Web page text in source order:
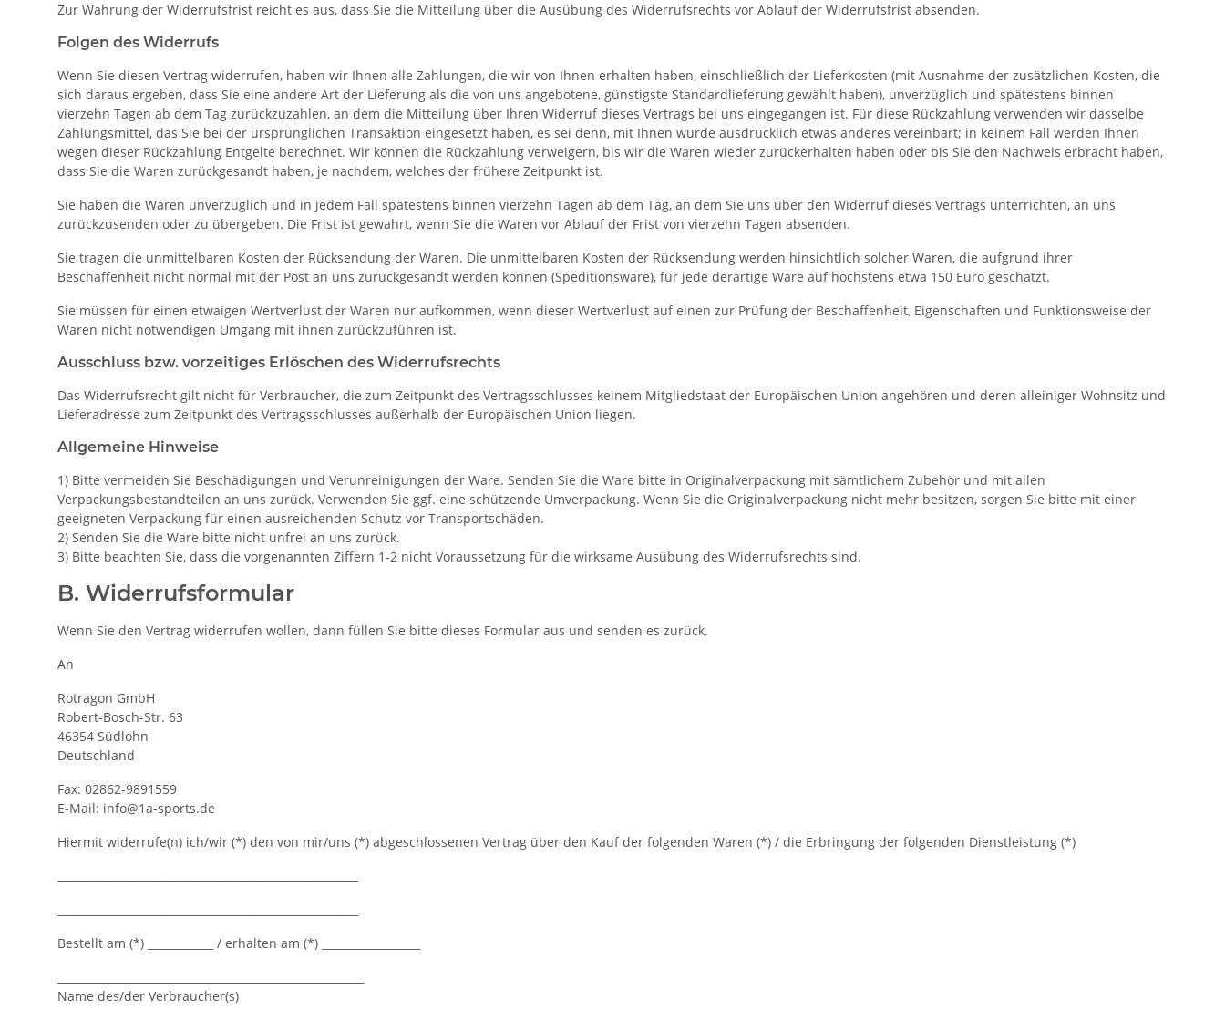
Zur Wahrung der Widerrufsfrist reicht es aus, dass Sie die Mitteilung über die Ausübung des Widerrufsrechts vor Ablauf der Widerrufsfrist absenden.
Folgen des Widerrufs
Wenn Sie diesen Vertrag widerrufen, haben wir Ihnen alle Zahlungen, die wir von Ihnen erhalten haben, einschließlich der Lieferkosten (mit Ausnahme der zusätzlichen Kosten, die
sich daraus ergeben, dass Sie eine andere Art der Lieferung als die von uns angebotene, günstigste Standardlieferung gewählt haben), unverzüglich und spätestens binnen
vierzehn Tagen ab dem Tag zurückzuzahlen, an dem die Mitteilung über Ihren Widerruf dieses Vertrags bei uns eingegangen ist. Für diese Rückzahlung verwenden wir dasselbe
Zahlungsmittel, das Sie bei der ursprünglichen Transaktion eingesetzt haben, es sei denn, mit Ihnen wurde ausdrücklich etwas anderes vereinbart; in keinem Fall werden Ihnen
wegen dieser Rückzahlung Entgelte berechnet. Wir können die Rückzahlung verweigern, bis wir die Waren wieder zurückerhalten haben oder bis Sie den Nachweis erbracht haben,
dass Sie die Waren zurückgesandt haben, je nachdem, welches der frühere Zeitpunkt ist.
Sie haben die Waren unverzüglich und in jedem Fall spätestens binnen vierzehn Tagen ab dem Tag, an dem Sie uns über den Widerruf dieses Vertrags unterrichten, an uns
zurückzusenden oder zu übergeben. Die Frist ist gewahrt, wenn Sie die Waren vor Ablauf der Frist von vierzehn Tagen absenden.
Sie tragen die unmittelbaren Kosten der Rücksendung der Waren. Die unmittelbaren Kosten der Rücksendung werden hinsichtlich solcher Waren, die aufgrund ihrer
Beschaffenheit nicht normal mit der Post an uns zurückgesandt werden können (Speditionsware), für jede derartige Ware auf höchstens etwa 150 Euro geschätzt.
Sie müssen für einen etwaigen Wertverlust der Waren nur aufkommen, wenn dieser Wertverlust auf einen zur Prüfung der Beschaffenheit, Eigenschaften und Funktionsweise der
Waren nicht notwendigen Umgang mit ihnen zurückzuführen ist.
Ausschluss bzw. vorzeitiges Erlöschen des Widerrufsrechts
Das Widerrufsrecht gilt nicht für Verbraucher, die zum Zeitpunkt des Vertragsschlusses keinem Mitgliedstaat der Europäischen Union angehören und deren alleiniger Wohnsitz und
Lieferadresse zum Zeitpunkt des Vertragsschlusses außerhalb der Europäischen Union liegen.
Allgemeine Hinweise
1) Bitte vermeiden Sie Beschädigungen und Verunreinigungen der Ware. Senden Sie die Ware bitte in Originalverpackung mit sämtlichem Zubehör und mit allen
Verpackungsbestandteilen an uns zurück. Verwenden Sie ggf. eine schützende Umverpackung. Wenn Sie die Originalverpackung nicht mehr besitzen, sorgen Sie bitte mit einer
geeigneten Verpackung für einen ausreichenden Schutz vor Transportschäden.
2) Senden Sie die Ware bitte nicht unfrei an uns zurück.
3) Bitte beachten Sie, dass die vorgenannten Ziffern 1-2 nicht Voraussetzung für die wirksame Ausübung des Widerrufsrechts sind.
B. Widerrufsformular
Wenn Sie den Vertrag widerrufen wollen, dann füllen Sie bitte dieses Formular aus und senden es zurück.
An
Rotragon GmbH
Robert-Bosch-Str. 63
46354 Südlohn
Deutschland
Fax: 02862-9891559
E-Mail: info@1a-sports.de
Hiermit widerrufe(n) ich/wir (*) den von mir/uns (*) abgeschlossenen Vertrag über den Kauf der folgenden Waren (*) / die Erbringung der folgenden Dienstleistung (*)
Bestellt am (*) ____________ / erhalten am (*) __________________
Name des/der Verbraucher(s)